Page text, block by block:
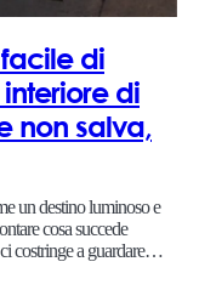
di
di
non salva,
un destino luminoso e
cosa succede
costringe a guardare…